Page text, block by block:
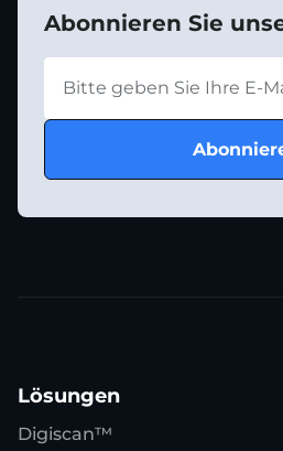
Abonnieren Sie
Lösungen
Digiscan™